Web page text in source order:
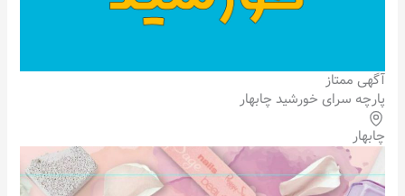
آگهی ممتاز
پارچه سرای خورشید چابهار
چابهار